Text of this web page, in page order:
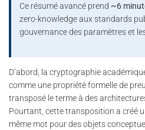
Ce résumé avancé prend ~6
zero-knowledge aux standards
gouvernance des paramètres et
D’abord, la cryptographie
comme une propriété formelle de
transposé le terme à des
Pourtant, cette transposition a créé
même mot pour des objets